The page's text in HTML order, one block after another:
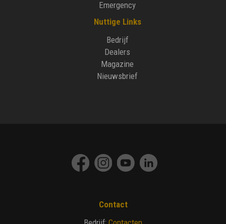
Emergency
Nuttige Links
Bedrijf
Dealers
Magazine
Nieuwsbrief
Contact